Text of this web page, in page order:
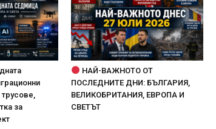
трусове,
за
НАЙ-ВАЖНОТО ОТ
ПОСЛЕДНИТЕ ДНИ: БЪЛГАРИЯ,
ВЕЛИКОБРИТАНИЯ, ЕВРОПА И
СВЕТЪТ